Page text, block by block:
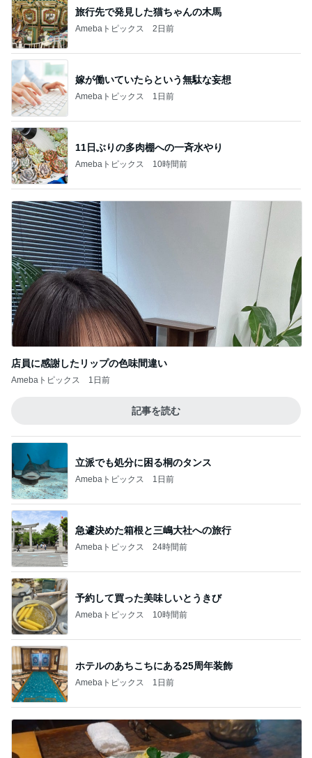
旅行先で発見した猫ちゃんの木馬
Amebaトピックス 2日前
嫁が働いていたらという無駄な妄想
Amebaトピックス 1日前
11日ぶりの多肉棚への一斉水やり
Amebaトピックス 10時間前
店員に感謝したリップの色味間違い
Amebaトピックス 1日前
記事を読む
立派でも処分に困る桐のタンス
Amebaトピックス 1日前
急遽決めた箱根と三嶋大社への旅行
Amebaトピックス 24時間前
予約して買った美味しいとうきび
Amebaトピックス 10時間前
ホテルのあちこちにある25周年装飾
Amebaトピックス 1日前